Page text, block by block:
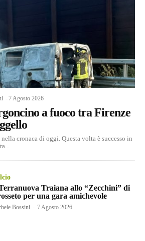
-7 Agosto 2026
a fuoco tra Firenze
cronaca di oggi. Questa volta è successo in
Traiana allo “Zecchini” di
per una gara amichevole
Bossini - 7 Agosto 2026